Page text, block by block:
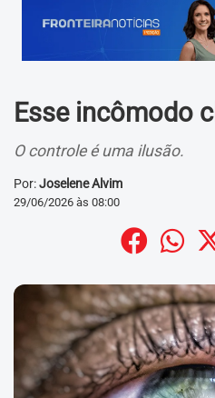
Esse incômodo
O controle é uma ilusão.
Por:Joselene Alvim
29/06/2026 às 08:00